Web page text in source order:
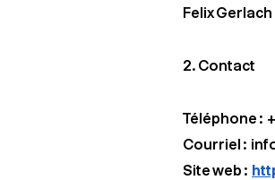
Felix
2. Contact
Téléphone :
Courriel :
Site web :